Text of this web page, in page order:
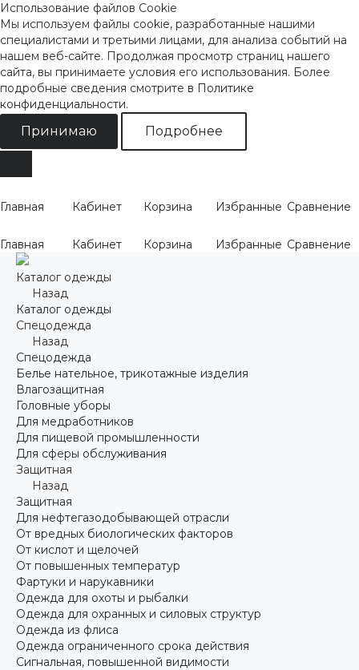
Использование файлов Cookie
Мы используем файлы cookie, разработанные нашими
специалистами и третьими лицами, для анализа событий на
нашем веб-сайте. Продолжая просмотр страниц нашего
сайта, вы принимаете условия его использования. Более
подробные сведения смотрите в Политике
конфиденциальности.
Принимаю Подробнее
Главная Кабинет Корзина Избранные Сравнение
Главная Кабинет Корзина Избранные Сравнение
Каталог одежды
Назад
Каталог одежды
Спецодежда
Назад
Спецодежда
Белье нательное, трикотажные изделия
Влагозащитная
Головные уборы
Для медработников
Для пищевой промышленности
Для сферы обслуживания
Защитная
Назад
Защитная
Для нефтегазодобывающей отрасли
От вредных биологических факторов
От кислот и щелочей
От повышенных температур
Фартуки и нарукавники
Одежда для охоты и рыбалки
Одежда для охранных и силовых структур
Одежда из флиса
Одежда ограниченного срока действия
Сигнальная, повышенной видимости